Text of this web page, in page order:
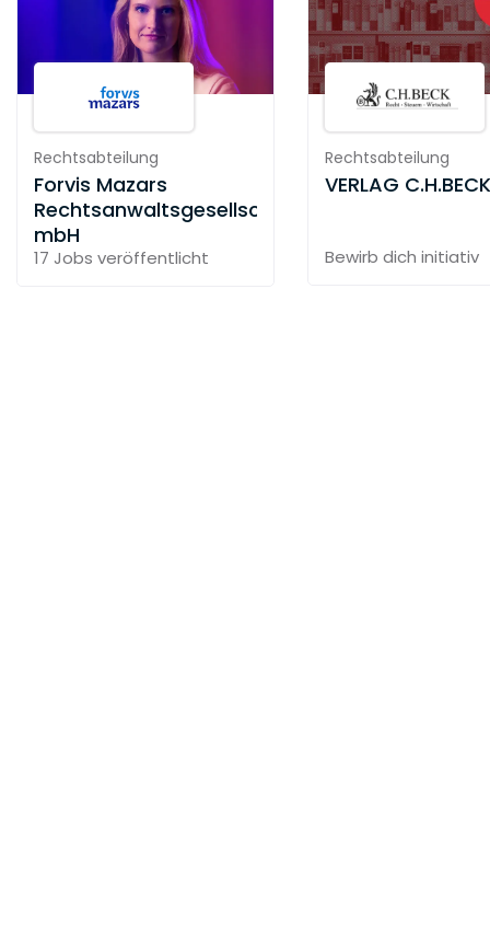
Rechtsabteilung
Forvis Mazars
Rechtsanwaltsgesellschaft
mbH
17 Jobs veröffentlicht
Rechtsabteilung
VERLAG
Bewirb dich initiativ